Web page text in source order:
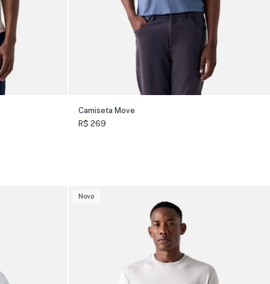
Camiseta Move
R$ 269
Novo